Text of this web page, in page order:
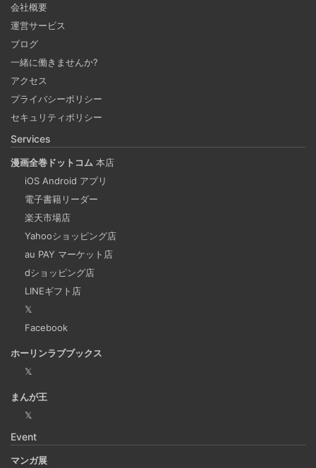
Coima + Rosetta 2 で、Apple Silicon 上で x86_64
の Docker イメージをビルドする (Docker desktop
やめる)
2025-03-24
Docker Desktop を使わずに、Mac で x86 の Docker イメ
ージのビルドをする手順を書いています。Colima と
Rosetta2 を使って、クロスアーキテクチャーでビルドする
方法です。Lima, QEmu, nerdctl の実例も記載しています。
2025-03-21
についてご紹介します。 Slackでは、業務で決めたことや会
議の開始前にリマインダーを設定しておくと、とても便利
です。 忙しいと、いくらスケジュールを頭に入れていて
も、仕事に没頭してしまい、他の業務や会議の開始時間を
過ぎてしまうことがあります。そんな経験がある方には、
この機能が非常に役立つと思います。
Laravelを使って簡単にReactを開発できる環境を作
成する
2025-03-18
Laravelを使って簡単にReactの開発環境を構築する。 以前
はPython（Django）＋React（TypeScript）で挫折した
会社概要
運営サービス
ブログ
一緒に働きませんか?
アクセス
プライバシーポリシー
セキュリティポリシー
Services
漫画全巻ドットコム 本店
iOS Android アプリ
電子書籍リーダー
楽天市場店
Yahooショッピング店
au PAY マーケット店
dショッピング店
LINEギフト店
𝕏
Facebook
ホーリンラブブックス
𝕏
まんが王
𝕏
Event
マンガ展